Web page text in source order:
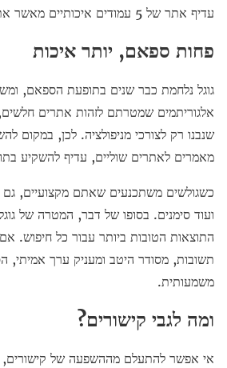
עדיף אתר של 5 עמודים איכותיים מאשר אתר של 100 עמודי זבל.
פחות ספאם, יותר איכות
גוגל נלחמת כבר שנים בתופעת הספאם,
אלגוריתמים שמטרתם לזהות אתרים
שנבנו רק לצורכי מניפולציה. לכן, במקום
מאמרים לאתרים שוליים, עדיף להשקיע
כשגולשים משתכנעים שאתם מקצועיים, גם
ועוד סימנים. בסופו של דבר, המטרה של
התוצאות הטובות ביותר עבור כל חיפוש.
תשובות, מסודר היטב ומעניק ערך אמיתי,
משמעותית.
ומה לגבי קישורים?
אי אפשר להתעלם מההשפעה של קישורים,